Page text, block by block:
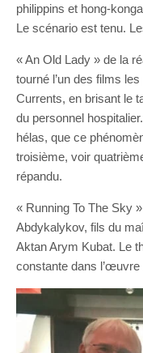
philippins et hong-
Le scénario est tenu.
« An Old Lady » de la
tourné l’un des films
Currents, en brisant le
du personnel
hélas, que ce
troisième, voir
répandu.
« Running To The Sky
Abdykalykov, fils du
Aktan Arym Kubat. Le
constante dans